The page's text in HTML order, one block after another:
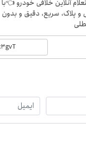
آنلاین خلافی خودرو
و پلاک، سریع، دقیق و بدون